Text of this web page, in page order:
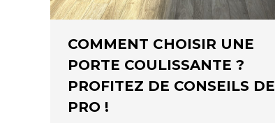
COMMENT CHOISIR UNE
PORTE COULISSANTE ?
PROFITEZ DE CONSEILS DE
PRO !